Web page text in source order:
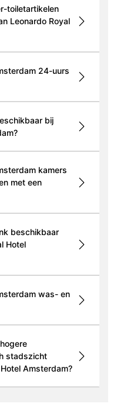
toiletartikelen
Leonardo Royal
24-uurs
bij
kamers
met een
beschikbaar
Hotel
was- en
stadszicht
Amsterdam?